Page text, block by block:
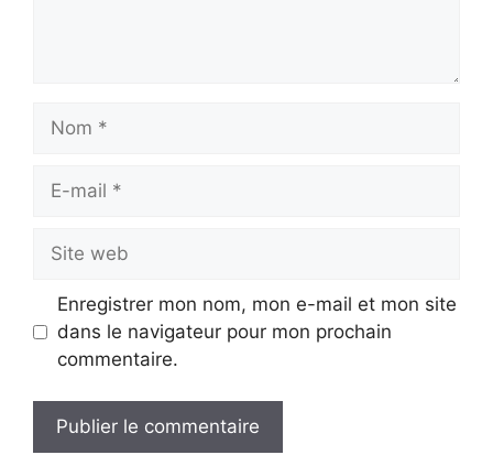
mail
web
Enregistrer mon nom, mon e-mail et mon site
dans le navigateur pour mon prochain
commentaire.